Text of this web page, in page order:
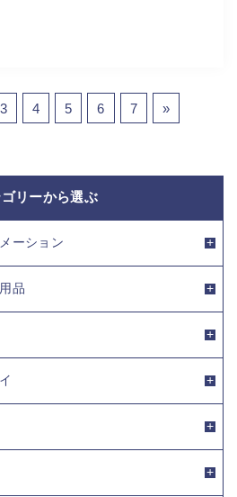
3 4 5 6 7 »
ゴリーから選ぶ
ーション
品